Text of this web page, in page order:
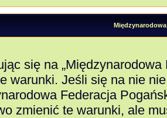
się na
warunki. Jeśli się na nie
Federacja
zmienić te warunki, ale